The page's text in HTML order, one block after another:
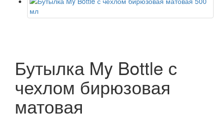
Бутылка My Bottle с
чехлом бирюзовая
матовая